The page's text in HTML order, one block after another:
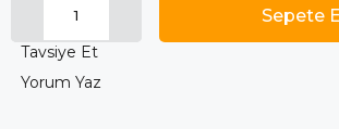
Tavsiye Et
Yorum Yaz